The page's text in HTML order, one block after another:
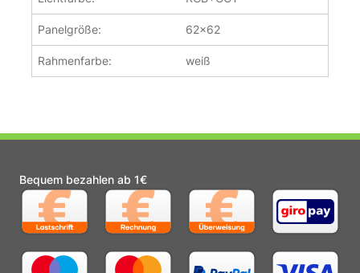
Panelgröße: 62x62
Rahmenfarbe: weiß
Bequem bezahlen ab 1€